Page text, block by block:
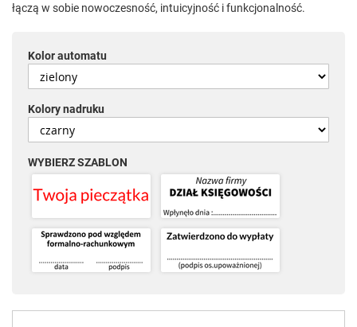
łączą w sobie nowoczesność, intuicyjność i funkcjonalność.
Kolor automatu
Kolory nadruku
WYBIERZ SZABLON